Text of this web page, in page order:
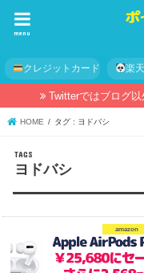
menu
クレジットカード 楽
Twitterではブログ
HOME タグ : ヨドバシ
ヨドバシ
amazon